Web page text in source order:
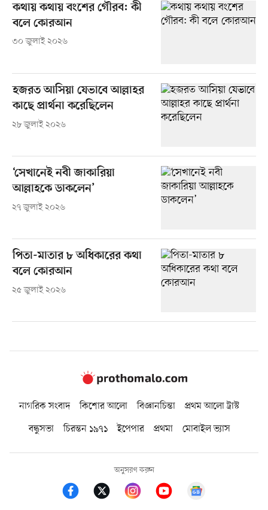
কথায় কথায় বংশের গৌরব: কী
বলে কোরআন
৩০ জুলাই ২০২৬
হজরত আসিয়া যেভাবে আল্লাহর
কাছে প্রার্থনা করেছিলেন
২৮ জুলাই ২০২৬
‘সেখানেই নবী জাকারিয়া
আল্লাহকে ডাকলেন’
২৭ জুলাই ২০২৬
পিতা-মাতার ৮ অধিকারের কথা
বলে কোরআন
২৫ জুলাই ২০২৬
নাগরিক সংবাদ কিশোর আলো বিজ্ঞানচিন্তা
প্রথম আলো ট্রাস্ট
বন্ধুসভা
চিরন্তন ১৯৭১ ইপেপার প্রথমা মোবাইল ভ্যাস
অনুসরণ করুন